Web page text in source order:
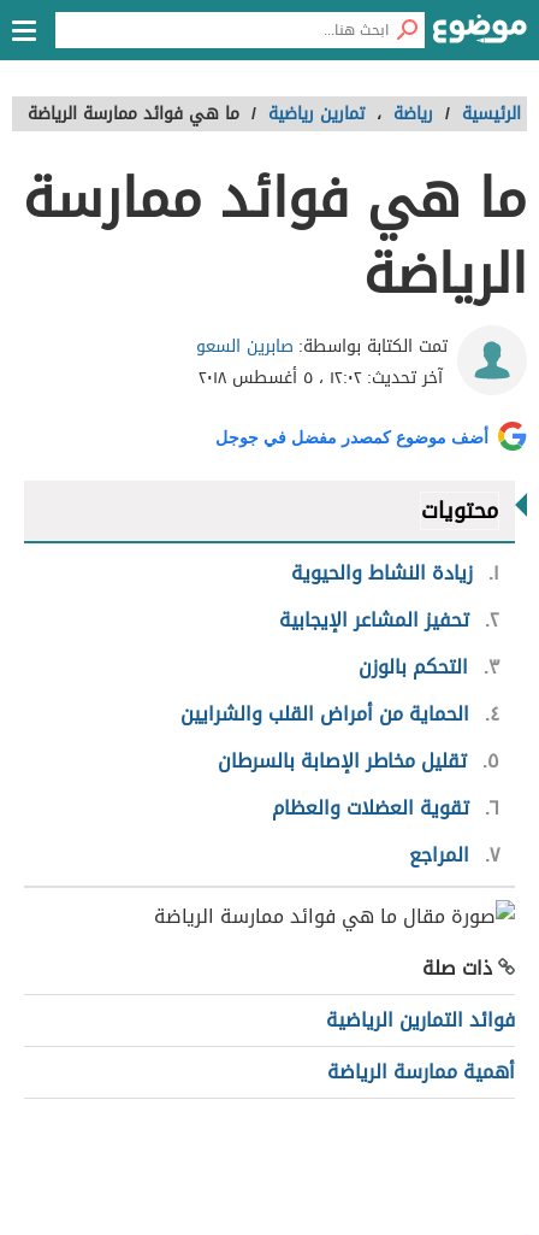
الرئيسية / رياضة ، تمارين رياضية / ما هي فوائد ممارسة الرياضة
ما هي فوائد ممارسة
الرياضة
تمت الكتابة بواسطة: صابرين السعو
آخر تحديث:١٢:٠٢ ، ٥ أغسطس ٢٠١٨
أضف موضوع كمصدر مفضل في جوجل
محتويات
١ زيادة النشاط والحيوية
٢ تحفيز المشاعر الإيجابية
٣
التحكم بالوزن
٤
الحماية من أمراض القلب والشرايين
٥ تقليل مخاطر الإصابة بالسرطان
٦ تقوية العضلات والعظام
٧ المراجع
ذات صلة
فوائد التمارين الرياضية
أهمية ممارسة الرياضة